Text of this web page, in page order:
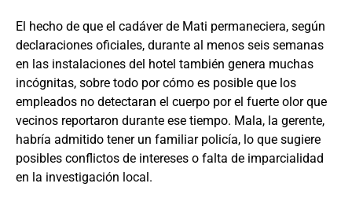
El hecho de que el cadáver de Mati permaneciera, según
declaraciones oficiales, durante al menos seis semanas
en las instalaciones del hotel también genera muchas
incógnitas, sobre todo por cómo es posible que los
empleados no detectaran el cuerpo por el fuerte olor que
vecinos reportaron durante ese tiempo. Mala, la gerente,
habría admitido tener un familiar policía, lo que sugiere
posibles conflictos de intereses o falta de imparcialidad
en la investigación local.